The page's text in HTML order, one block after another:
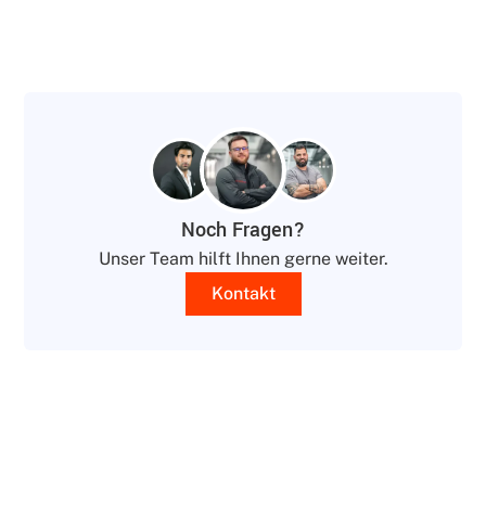
Noch Fragen?
Unser Team hilft Ihnen gerne weiter.
Kontakt